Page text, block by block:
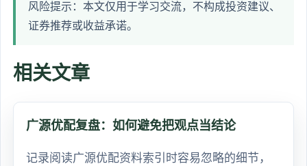
风险提示：本文仅用于学习交流，不构成投资建议、
证券推荐或收益承诺。
相关文章
广源优配复盘：如何避免把观点当结论
记录阅读广源优配资料索引时容易忽略的细节，